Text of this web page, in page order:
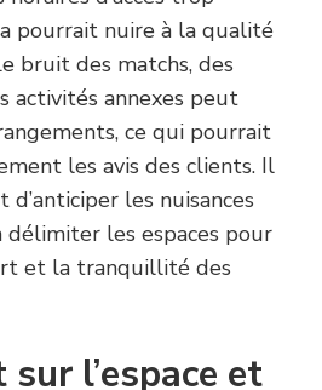
pourrait nuire à la qualité
bruit des matchs, des
activités annexes peut
ce qui pourrait
les avis des clients. Il
les nuisances
délimiter les espaces pour
et la tranquillité des
sur l’espace et